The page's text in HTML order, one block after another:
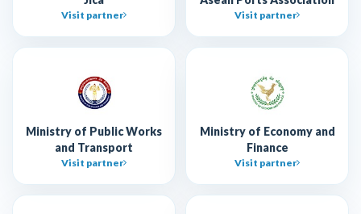
Visit partner Visit partner
Ministry of Public Works
and Transport
Visit partner
Ministry of Economy and
Finance
Visit partner